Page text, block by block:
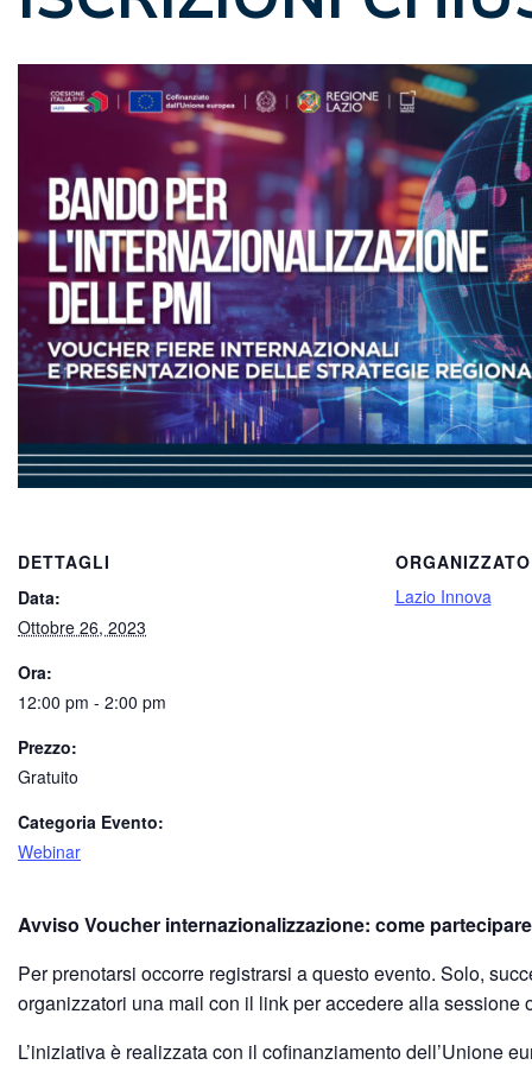
DETTAGLI
Data:
Ottobre 26, 2023
Ora:
12:00 pm - 2:00 pm
Prezzo:
Gratuito
Categoria Evento:
Webinar
Lazio Innova
Avviso Voucher internazionalizzazione: come partecipare
Per prenotarsi occorre registrarsi a questo evento. Solo,
organizzatori una mail con il link per accedere alla sessione
L’iniziativa è realizzata con il cofinanziamento dell’Unione